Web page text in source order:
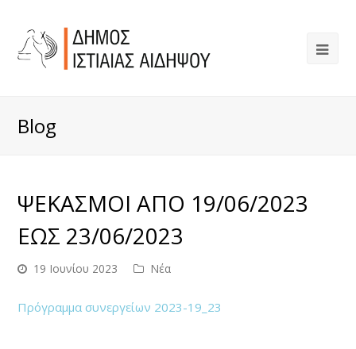
Blog
ΨΕΚΑΣΜΟΙ ΑΠΟ 19/06/2023
ΕΩΣ 23/06/2023
19 Ιουνίου 2023 Νέα
Πρόγραμμα συνεργείων 2023-19_23